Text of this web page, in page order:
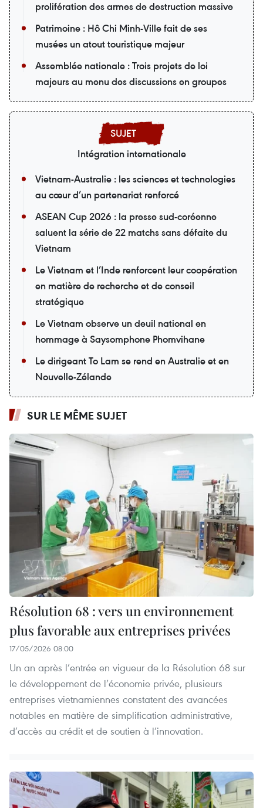
prolifération des armes de destruction massive
Patrimoine : Hô Chi Minh-Ville fait de ses
musées un atout touristique majeur
Assemblée nationale : Trois projets de loi
majeurs au menu des discussions en groupes
Intégration internationale
Vietnam-Australie : les sciences et technologies
au cœur d’un partenariat renforcé
ASEAN Cup 2026 : la presse sud-coréenne
saluent la série de 22 matchs sans défaite du
Vietnam
Le Vietnam et l’Inde renforcent leur coopération
en matière de recherche et de conseil
stratégique
Le Vietnam observe un deuil national en
hommage à Saysomphone Phomvihane
Le dirigeant To Lam se rend en Australie et en
Nouvelle-Zélande
SUR LE MÊME SUJET
Résolution 68 : vers un environnement
plus favorable aux entreprises privées
17/05/2026 08:00
Un an après l’entrée en vigueur de la Résolution 68 sur
le développement de l’économie privée, plusieurs
entreprises vietnamiennes constatent des avancées
notables en matière de simplification administrative,
d’accès au crédit et de soutien à l’innovation.